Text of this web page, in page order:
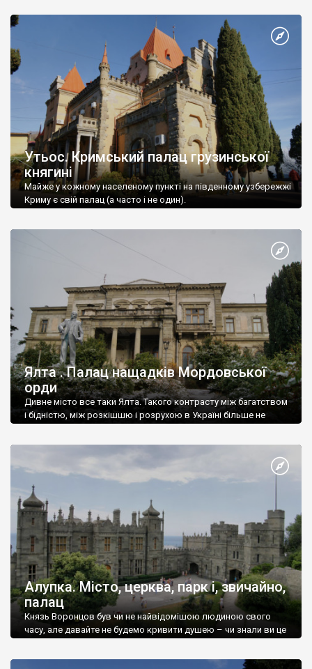
Утьос. Кримський палац грузинської
княгині
Майже у кожному населеному пункті на південному узбережжі
Криму є свій палац (а часто і не один).
Ялта . Палац нащадків Мордовської
орди
Дивне місто все таки Ялта. Такого контрасту між багатством
і бідністю, між розкішшю і розрухою в Україні більше не
Алупка. Місто, церква, парк і, звичайно,
палац
Князь Воронцов був чи не найвідомішою людиною свого
часу, але давайте не будемо кривити душею – чи знали ви це